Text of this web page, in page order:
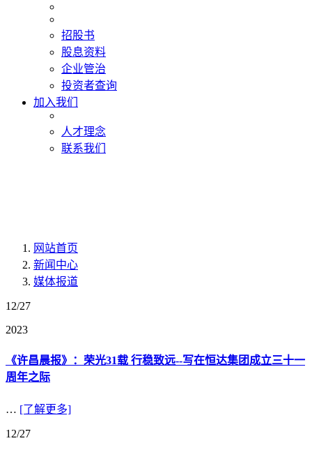
招股书
股息资料
企业管治
投资者查询
加入我们
人才理念
联系我们
网站首页
新闻中心
媒体报道
12/27
2023
《许昌晨报》：荣光31载 行稳致远--写在恒达集团成立三十一
周年之际
… [了解更多]
12/27